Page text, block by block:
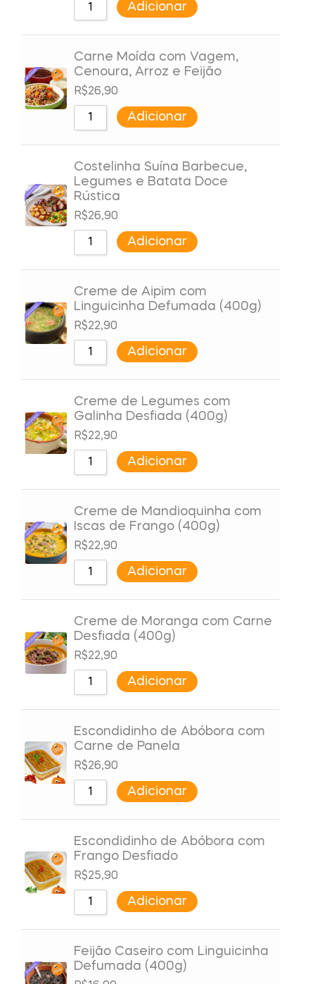
Adicionar
Carne Moída com Vagem,
Cenoura, Arroz e Feijão
R$26,90
Adicionar
Costelinha Suína Barbecue,
Legumes e Batata Doce
Rústica
R$26,90
Adicionar
Creme de Aipim com
Linguicinha Defumada (400g)
R$22,90
Adicionar
Creme de Legumes com
Galinha Desfiada (400g)
R$22,90
Adicionar
Creme de Mandioquinha com
Iscas de Frango (400g)
R$22,90
Adicionar
Creme de Moranga com Carne
Desfiada (400g)
R$22,90
Adicionar
Escondidinho de Abóbora com
Carne de Panela
R$26,90
Adicionar
Escondidinho de Abóbora com
Frango Desfiado
R$25,90
Adicionar
Feijão Caseiro com Linguicinha
Defumada (400g)